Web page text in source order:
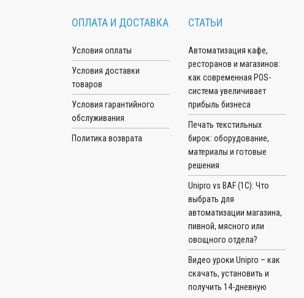
ОПЛАТА И ДОСТАВКА
Условия оплаты
Условия доставки
товаров
Условия гарантийного
обслуживания
Политика возврата
СТАТЬИ
Автоматизация кафе,
ресторанов и магазинов:
как современная POS-
система увеличивает
прибыль бизнеса
Печать текстильных
бирок: оборудование,
материалы и готовые
решения
Unipro vs BAF (1С): Что
выбрать для
автоматизации магазина,
пивной, мясного или
овощного отдела?
Видео уроки Unipro – как
скачать, установить и
получить 14-дневную